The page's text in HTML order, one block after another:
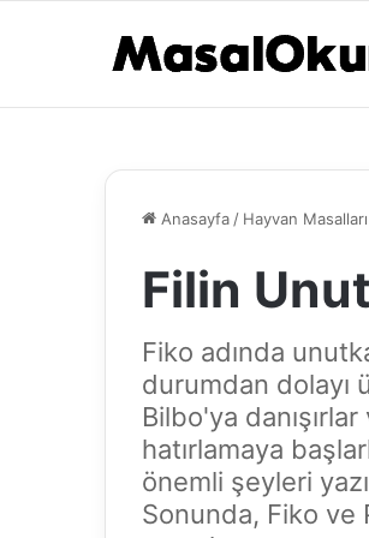
Anasayfa / Hayvan Masalları
Filin
Fiko adında
durumdan dolayı
Bilbo'ya
hatırlamaya
önemli şeyleri
Sonunda, Fiko ve